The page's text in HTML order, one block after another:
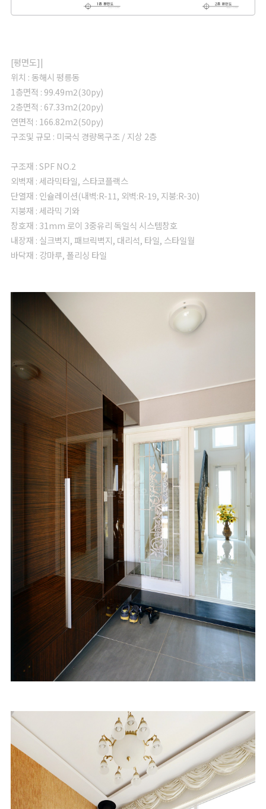
[평면도]|
위치 : 동해시 평릉동
1층면적 : 99.49m2(30py)
2층면적 : 67.33m2(20py)
연면적 : 166.82m2(50py)
구조및 규모 : 미국식 경량목구조 / 지상 2층
구조재 : SPF NO.2
외벽재 : 세라믹타일, 스타코플랙스
단열재 : 인슐레이션(내벽:R-11, 외벽:R-19, 지붕:R-30)
지붕재 : 세라믹 기와
창호재 : 31mm 로이 3중유리 독일식 시스템창호
내장재 : 실크벽지, 패브릭벽지, 대리석, 타일, 스타일월
바닥재 : 강마루, 폴리싱 타일